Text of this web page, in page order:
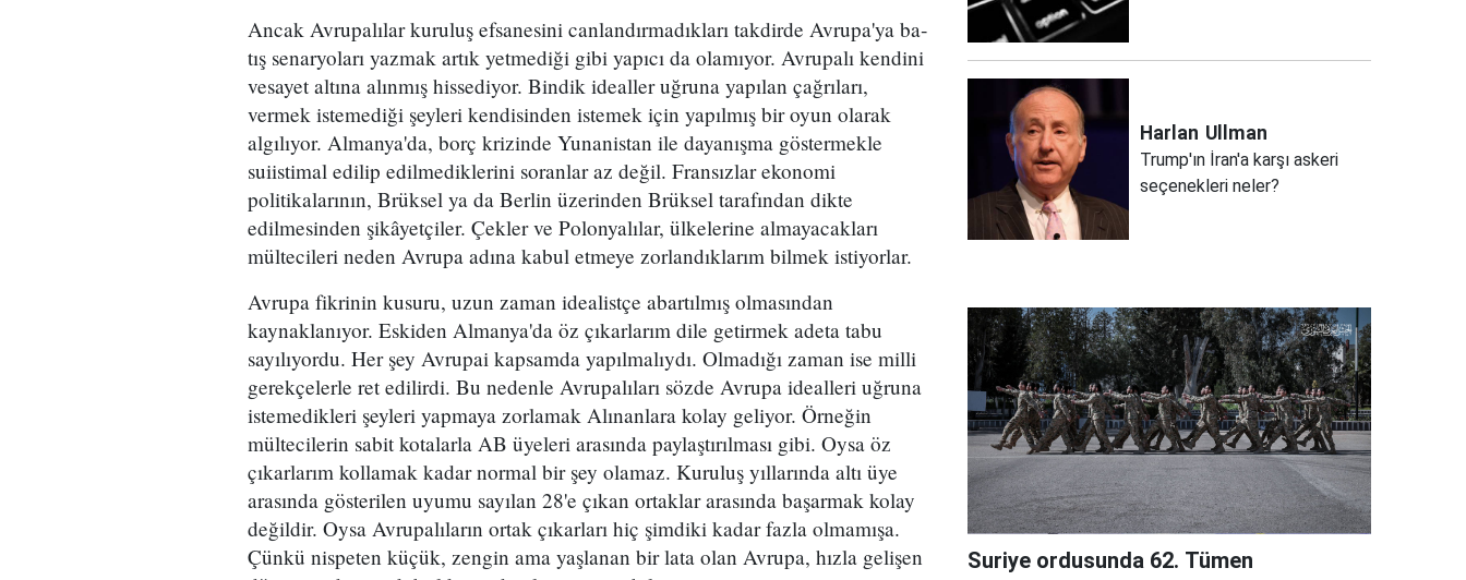
Ancak Avrupalılar kuruluş efsanesini canlandırmadıkları takdirde Avrupa'ya ba­
tış senaryoları yazmak artık yetmediği gibi yapıcı da olamıyor. Avrupalı kendini
vesayet altına alınmış hissediyor. Bindik idealler uğruna yapılan çağrıları,
vermek istemediği şeyleri kendisinden istemek için yapılmış bir oyun olarak
algılıyor. Al­manya'da, borç krizinde Yunanistan ile dayanışma göstermekle
suiistimal edilip edilmediklerini soranlar az değil. Fransızlar ekonomi
politikalarının, Brüksel ya da Berlin üzerinden Brüksel tarafından dikte
edilmesinden şikâyetçiler. Çekler ve Polonyalılar, ülkelerine almayacakları
mültecileri neden Avrupa adına kabul etmeye zorlandıklarım bilmek istiyorlar.
Avrupa fikrinin kusuru, uzun zaman idealistçe abartılmış olmasından
kaynaklanı­yor. Eskiden Almanya'da öz çıkarlarım dile getirmek adeta tabu
sayılıyordu. Her şey Avrupai kapsamda yapılmalıydı. Olmadığı zaman ise milli
gerekçelerle ret edilirdi. Bu nedenle Avrupalıları sözde Avrupa idealleri uğruna
istemedikleri şeyleri yapma­ya zorlamak Alınanlara kolay geliyor. Örneğin
mültecilerin sabit kotalarla AB üyele­ri arasında paylaştırılması gibi. Oysa öz
çıkarlarım kollamak kadar normal bir şey olamaz. Kuruluş yıllarında altı üye
arasında gösterilen uyumu sayılan 28'e çıkan ortaklar arasında başarmak kolay
değildir. Oysa Avrupalıların ortak çıkarları hiç şimdi­ki kadar fazla olmamışa.
Çünkü nispeten küçük, zengin ama yaşlanan bir lata olan Avrupa, hızla gelişen
Harlan Ullman
Trump'ın İran'a karşı askeri
seçenekleri neler?
Suriye ordusunda 62. Tümen